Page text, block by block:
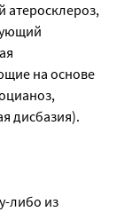
атеросклероз,
на основе
дисбазия).
либо из